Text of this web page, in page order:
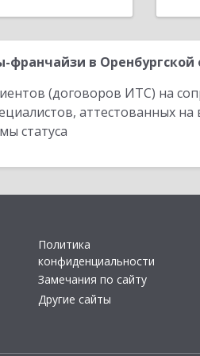
в Оренбургской
(договоров ИТС) на
аттестованных
статуса
Политика
конфиденциальности
Замечания по сайту
Другие сайты